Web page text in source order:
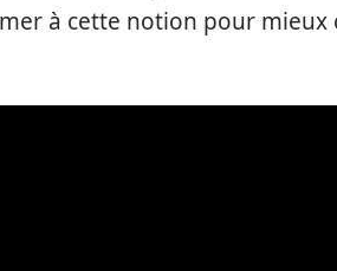
à cette notion pour